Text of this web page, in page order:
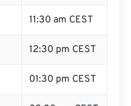
11:30 am CEST
12:30 pm CEST
01:30 pm CEST